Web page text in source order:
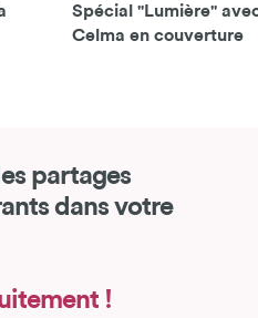
Spécial "Lumière"
Celma en couverture
partages
dans votre
!